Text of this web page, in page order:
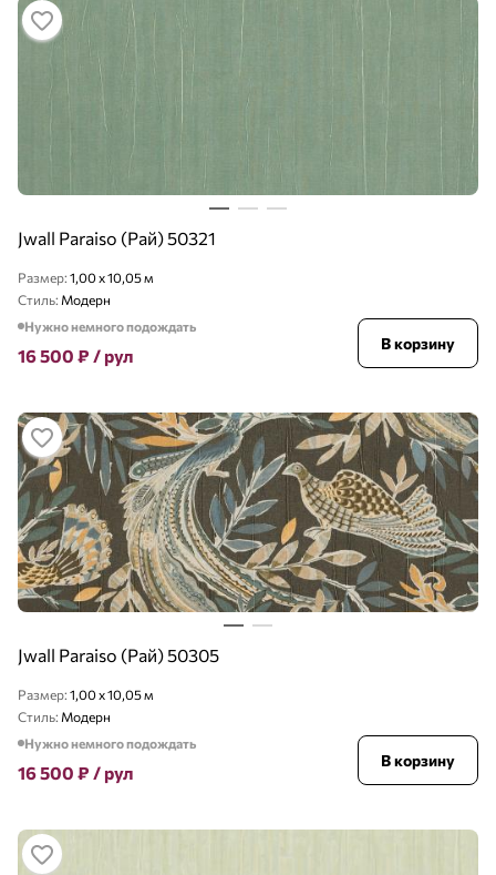
Jwall Paraiso (Рай) 50321
Размер: 1,00 x 10,05 м
Стиль: Модерн
Нужно немного подождать
16 500 ₽ / рул
В корзину
Jwall Paraiso (Рай) 50305
Размер: 1,00 x 10,05 м
Стиль: Модерн
Нужно немного подождать
16 500 ₽ / рул
В корзину